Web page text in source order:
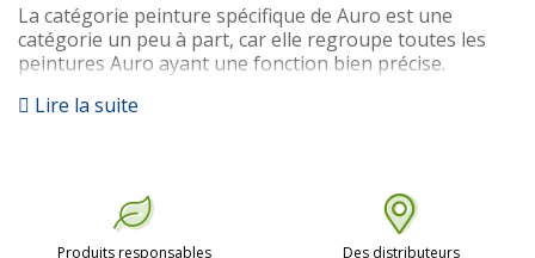
La catégorie peinture spécifique de Auro est une
catégorie un peu à part, car elle regroupe toutes les
peintures Auro ayant une fonction bien précise.
une peinture à la chaux, ces peintures sont utilisées
Les principales peintures spécifiques de la gamme
Lire la suite
Produits responsables
Des distributeurs